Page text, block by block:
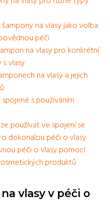
na vlasy jako volba
péči
na vlasy pro konkrétní
vlasy
na vlasy a jejich
s používáním
používat ve spojení se
dokonalou péči o vlasy
péči o vlasy pomocí
produktů
vlasy v péči o